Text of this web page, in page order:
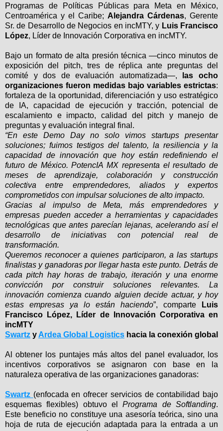
Programas de Políticas Públicas para Meta en México,
Centroamérica y el Caribe; Alejandra Cárdenas, Gerente
Sr. de Desarrollo de Negocios en incMTY, y Luis Francisco
López, Líder de Innovación Corporativa en incMTY.
Bajo un formato de alta presión técnica —cinco minutos de
exposición del pitch, tres de réplica ante preguntas del
comité y dos de evaluación automatizada—,
las ocho
organizaciones fueron medidas bajo variables estrictas:
fortaleza de la oportunidad, diferenciación y uso estratégico
de IA, capacidad de ejecución y tracción, potencial de
escalamiento e impacto, calidad del pitch y manejo de
preguntas y evaluación integral final.
“En este Demo Day no solo vimos startups presentar
soluciones; fuimos testigos del talento, la resiliencia y la
capacidad de innovación que hoy están redefiniendo el
futuro de México. PotencIA MX representa el resultado de
meses de aprendizaje, colaboración y construcción
colectiva entre emprendedores, aliados y expertos
comprometidos con impulsar soluciones de alto impacto.
Gracias al impulso de Meta, más emprendedores y
empresas pueden acceder a herramientas y capacidades
tecnológicas que antes parecían lejanas, acelerando así el
desarrollo de iniciativas con potencial real de
transformación.
Queremos reconocer a quienes participaron, a las startups
finalistas y ganadoras por llegar hasta este punto. Detrás de
cada pitch hay horas de trabajo, iteración y una enorme
convicción por construir soluciones relevantes. La
innovación comienza cuando alguien decide actuar, y hoy
estas empresas ya lo están haciendo”, comparte
Luis
Francisco López, Líder de Innovación Corporativa en
incMTY
Swartz y Ardea Global Logistics hacia la conexión global
Al obtener los puntajes más altos del panel evaluador, los
incentivos corporativos se asignaron con base en la
naturaleza operativa de las organizaciones ganadoras:
Swartz (enfocada en ofrecer servicios de contabilidad bajo
esquemas flexibles) obtuvo elPrograma de Softlanding.
Este beneficio no constituye una asesoría teórica, sino una
hoja de ruta de ejecución adaptada para la entrada a un